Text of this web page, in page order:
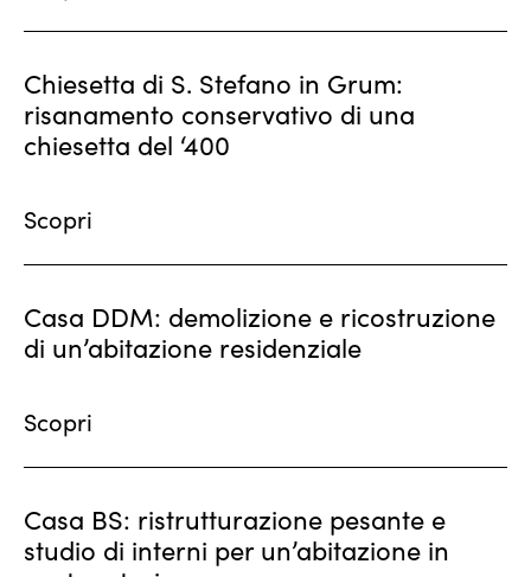
Chiesetta di S. Stefano in Grum:
risanamento conservativo di una
chiesetta del ‘400
Scopri
Casa DDM: demolizione e ricostruzione
di un’abitazione residenziale
Scopri
Casa BS: ristrutturazione pesante e
studio di interni per un’abitazione in